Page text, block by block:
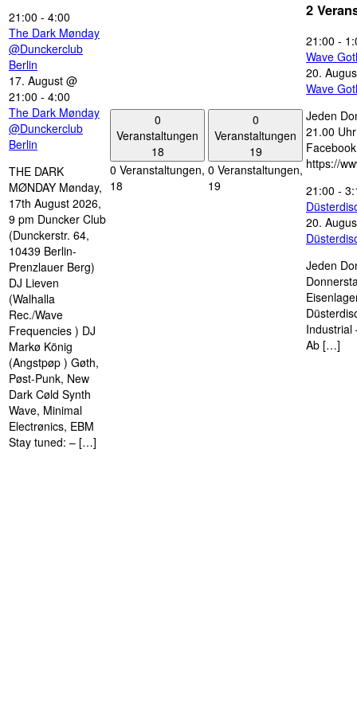
21:00 - 4:00
The Dark Mønday
@Dunckerclub
Berlin
17. August @
21:00 - 4:00
The Dark Mønday
@Dunckerclub
Berlin
THE DARK
MØNDAY Mønday,
17th August 2026,
9 pm Duncker Club
(Dunckerstr. 64,
10439 Berlin-
Prenzlauer Berg)
DJ Lieven
(Walhalla
Rec./Wave
Frequencies ) DJ
Markø König
(Angstpøp ) Gøth,
Pøst-Punk, New
Dark Cøld Synth
Wave, Minimal
Electrønics, EBM
Stay tuned: – […]
0
Veranstaltungen
18
0 Veranstaltungen,
18
0
Veranstaltungen
19
0 Veranstaltungen,
19
2
21:00 -
Wave
20.
Wave
Jeden
21.00
https://
21:00 -
20.
Jeden
Industrial
Ab […]